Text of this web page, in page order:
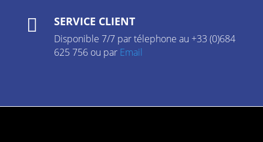
 SERVICE CLIENT
Disponible 7/7 par télephone au +33 (0)684
625 756 ou par Email